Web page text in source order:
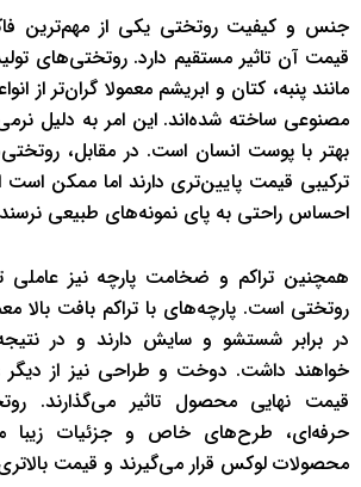
جنس و کیفیت روتختی یکی از مهم‌ترین
قیمت آن تاثیر مستقیم دارد. روتختی‌های
مانند پنبه، کتان و ابریشم معمولا گران‌تر از
مصنوعی ساخته شده‌اند. این امر به دلیل
بهتر با پوست انسان است. در مقابل،
ترکیبی قیمت پایین‌تری دارند اما ممکن است
احساس راحتی به پای نمونه‌های طبیعی
همچنین تراکم و ضخامت پارچه نیز عاملی
روتختی است. پارچه‌های با تراکم بافت بالا
در برابر شستشو و سایش دارند و در
خواهند داشت. دوخت و طراحی نیز از دیگر
قیمت نهایی محصول تاثیر می‌گذارند.
حرفه‌ای، طرح‌های خاص و جزئیات زیبا
محصولات لوکس قرار می‌گیرند و قیمت بالاتری